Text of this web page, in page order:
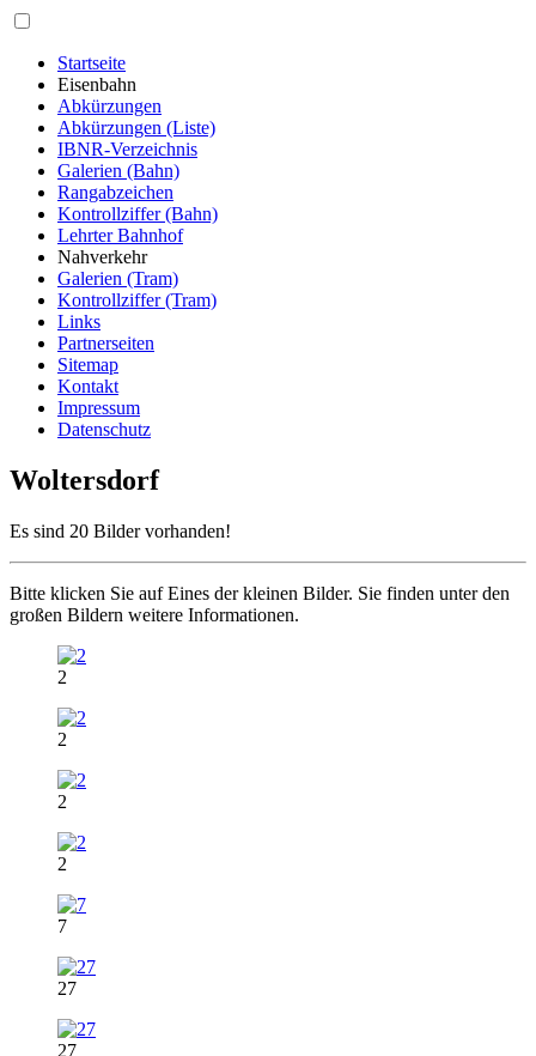
Startseite
Eisenbahn
Abkürzungen
Abkürzungen (Liste)
IBNR-Verzeichnis
Galerien (Bahn)
Rangabzeichen
Kontrollziffer (Bahn)
Lehrter Bahnhof
Nahverkehr
Galerien (Tram)
Kontrollziffer (Tram)
Links
Partnerseiten
Sitemap
Kontakt
Impressum
Datenschutz
Woltersdorf
Es sind 20 Bilder vorhanden!
Bitte klicken Sie auf Eines der kleinen Bilder. Sie finden unter den
großen Bildern weitere Informationen.
2
2
2
2
7
27
27